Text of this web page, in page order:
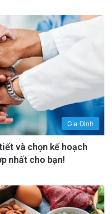
Gia Đình
và chọn kế hoạch
nhất cho bạn!